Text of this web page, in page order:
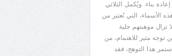
بناء. ويُكمل الثلاثي
التي تُعتبر من
تزال موهبتهم جلية
توجه مثير للاهتمام، من
هذا التوهج، فقد